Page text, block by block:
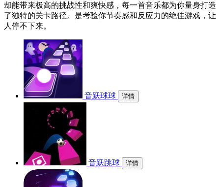
却能带来极高的挑战性和爽快感，每一首音乐都为你量身打造
了独特的关卡路径。是考验你节奏感和反应力的绝佳游戏，让
人停不下来。
音跃球球 详情
音跃跳球 详情